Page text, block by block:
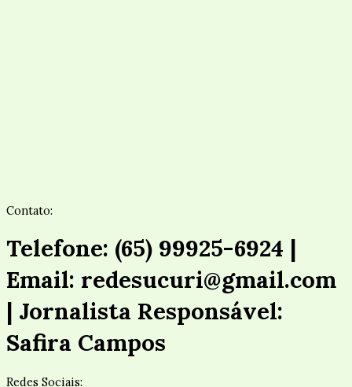
Contato:
Telefone: (65) 99925-6924 |
Email: redesucuri@gmail.com
| Jornalista Responsável:
Safira Campos
Redes Sociais: